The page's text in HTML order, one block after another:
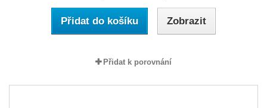
Přidat do košíku Zobrazit
Přidat k porovnání